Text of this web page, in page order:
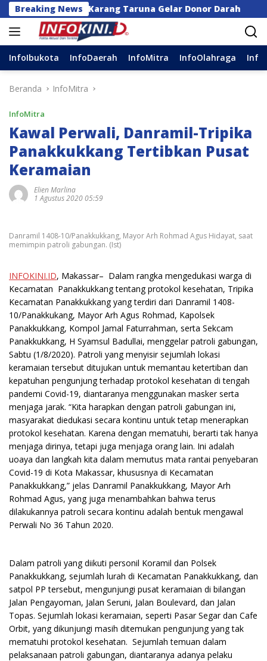
Langsung
ke
konten
Breaking News
dan Karang Taruna Gelar Donor Darah Anggota
InfoIbukota InfoDaerah InfoMitra InfoOlahraga
Beranda InfoMitra
InfoMitra
Kawal Perwali, Danramil-Tripika
Panakkukkang Tertibkan Pusat
Keramaian
Elien Marlina
1 Agustus 2020 05:59
Danramil 1408-10/Panakkukkang, Mayor Arh Rohmad Agus Hidayat, saat
memimpin patroli gabungan. (Ist)
INFOKINI.ID, Makassar– Dalam rangka mengedukasi warga di
Kecamatan Panakkukkang tentang protokol kesehatan, Tripika
Kecamatan Panakkukkang yang terdiri dari Danramil 1408-
10/Panakkukang, Mayor Arh Agus Rohmad, Kapolsek
Panakkukkang, Kompol Jamal Faturrahman, serta Sekcam
Panakkukkang, H Syamsul Badullai, menggelar patroli gabungan,
Sabtu (1/8/2020). Patroli yang menyisir sejumlah lokasi
keramaian tersebut ditujukan untuk memantau ketertiban dan
kepatuhan pengunjung terhadap protokol kesehatan di tengah
pandemi Covid-19, diantaranya menggunakan masker serta
menjaga jarak. “Kita harapkan dengan patroli gabungan ini,
masyarakat diedukasi secara kontinu untuk tetap menerapkan
protokol kesehatan. Karena dengan mematuhi, berarti tak hanya
menjaga dirinya, tetapi juga menjaga orang lain. Ini adalah
uoaya dan langkah kita dalam memutus mata rantai penyebaran
Covid-19 di Kota Makassar, khususnya di Kecamatan
Panakkukkang,” jelas Danramil Panakkukkang, Mayor Arh
Rohmad Agus, yang juga menambahkan bahwa terus
dilakukannya patroli secara kontinu adalah bentuk mengawal
Perwali No 36 Tahun 2020.
Dalam patroli yang diikuti personil Koramil dan Polsek
Panakkukkang, sejumlah lurah di Kecamatan Panakkukkang, dan
satpol PP tersebut, mengunjungi pusat keramaian di bilangan
Jalan Pengayoman, Jalan Seruni, Jalan Boulevard, dan Jalan
Topas. Sejumlah lokasi keramaian, seperti Pasar Segar dan Cafe
Orbit, yang dikunjungi masih ditemukan pengunjung yang tak
mematuhi protokol kesehatan. Sejumlah temuan dalam
pelaksanaan patroli gabungan, diantaranya adanya pelaku